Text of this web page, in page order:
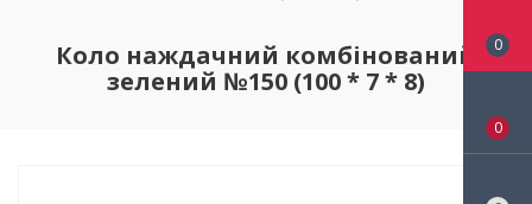
Коло наждачний комбінований
зелений №150 (100 * 7 * 8)
0
0